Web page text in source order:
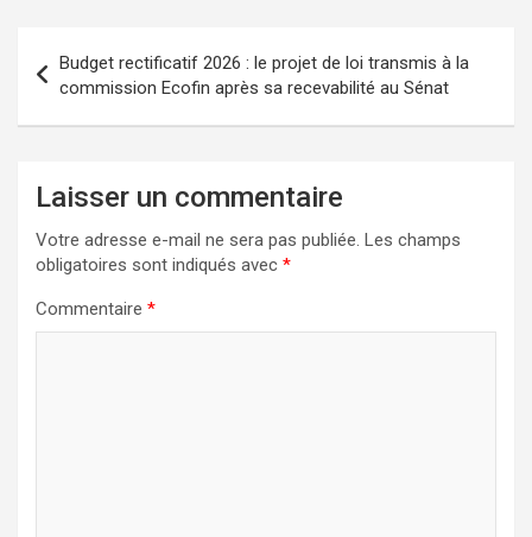
de
l’article
Budget rectificatif 2026 : le projet de loi transmis à la
commission Ecofin après sa recevabilité au Sénat
Laisser un commentaire
Votre adresse e-mail ne sera pas publiée. Les champs
obligatoires sont indiqués avec *
Commentaire *